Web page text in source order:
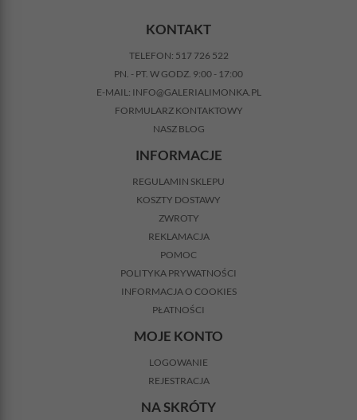
KONTAKT
TELEFON: 517 726 522
PN. - PT. W GODZ. 9:00 - 17:00
E-MAIL: INFO@GALERIALIMONKA.PL
FORMULARZ KONTAKTOWY
NASZ BLOG
INFORMACJE
REGULAMIN SKLEPU
KOSZTY DOSTAWY
ZWROTY
REKLAMACJA
POMOC
POLITYKA PRYWATNOŚCI
INFORMACJA O COOKIES
PŁATNOŚCI
MOJE KONTO
LOGOWANIE
REJESTRACJA
NA SKRÓTY